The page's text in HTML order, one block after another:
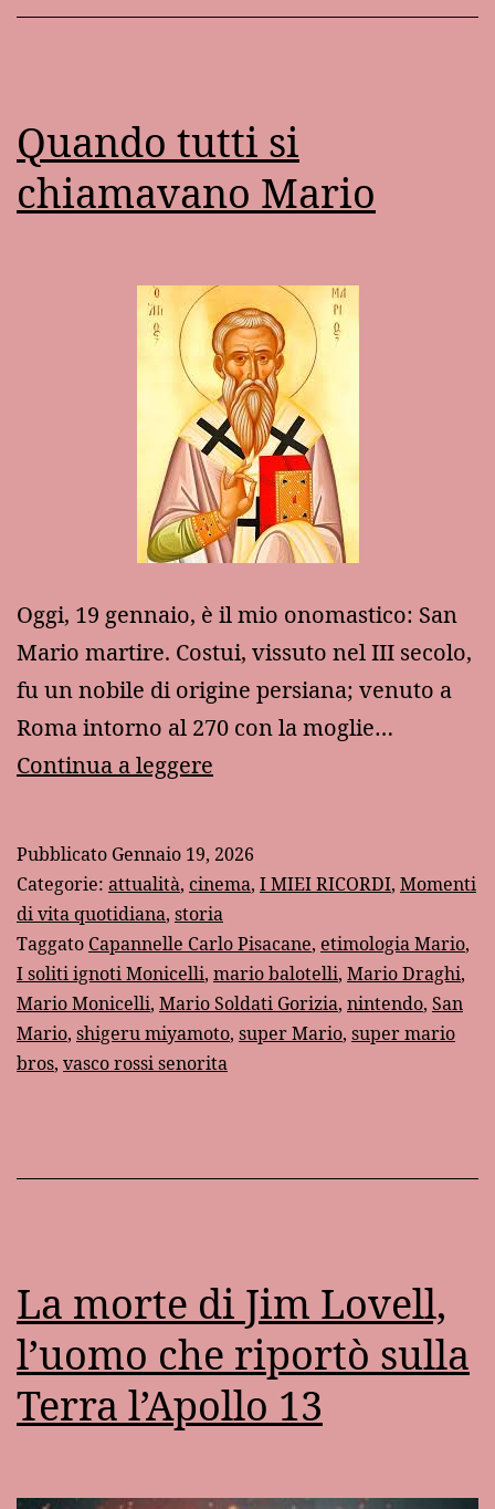
Quando tutti si
chiamavano Mario
Oggi, 19 gennaio, è il mio onomastico: San
Mario martire. Costui, vissuto nel III secolo,
fu un nobile di origine persiana; venuto a
Roma intorno al 270 con la moglie…
Continua a leggere
chiamavano
Mario
Pubblicato Gennaio 19, 2026
Categorie: attualità, cinema, I MIEI RICORDI, Momenti
di vita quotidiana, storia
Taggato Capannelle Carlo Pisacane, etimologia Mario,
I soliti ignoti Monicelli, mario balotelli, Mario Draghi,
Mario Monicelli, Mario Soldati Gorizia, nintendo, San
Mario, shigeru miyamoto, super Mario, super mario
bros, vasco rossi senorita
La morte di Jim Lovell,
l’uomo che riportò sulla
Terra l’Apollo 13